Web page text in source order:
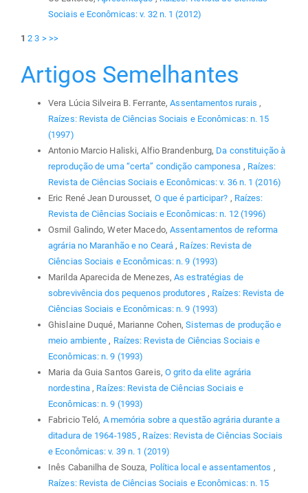
Sociais e Econômicas: v. 32 n. 1 (2012)
1 2 3 > >>
Artigos Semelhantes
Vera Lúcia Silveira B. Ferrante,Assentamentos rurais,
Raízes: Revista de Ciências Sociais e Econômicas: n. 15
(1997)
Antonio Marcio Haliski, Alfio Brandenburg, Da constituição à
reprodução de uma “certa” condição camponesa , Raízes:
Revista de Ciências Sociais e Econômicas: v. 36 n. 1 (2016)
Eric René Jean Durousset, O que é participar? , Raízes:
Revista de Ciências Sociais e Econômicas: n. 12 (1996)
Osmil Galindo, Weter Macedo, Assentamentos de reforma
agrária no Maranhão e no Ceará, Raízes: Revista de
Ciências Sociais e Econômicas: n. 9 (1993)
Marilda Aparecida de Menezes,As estratégias de
sobrevivência dos pequenos produtores , Raízes: Revista de
Ciências Sociais e Econômicas: n. 9 (1993)
Ghislaine Duqué, Marianne Cohen,Sistemas de produção e
meio ambiente, Raízes: Revista de Ciências Sociais e
Econômicas: n. 9 (1993)
Maria da Guia Santos Gareis, O grito da elite agrária
nordestina, Raízes: Revista de Ciências Sociais e
Econômicas: n. 9 (1993)
Fabricio Teló, A memória sobre a questão agrária durante a
ditadura de 1964-1985, Raízes: Revista de Ciências Sociais
e Econômicas: v. 39 n. 1 (2019)
Inês Cabanilha de Souza, Política local e assentamentos ,
Raízes: Revista de Ciências Sociais e Econômicas: n. 15